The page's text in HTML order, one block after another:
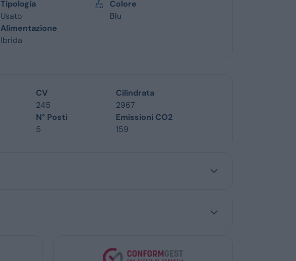
Tipologia
Usato
Colore
Blu
Alimentazione
Ibrida
CV
245
Cilindrata
2967
N° Posti
5
Emissioni CO2
159